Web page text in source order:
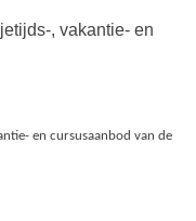
, vakantie- en
en cursusaanbod van de